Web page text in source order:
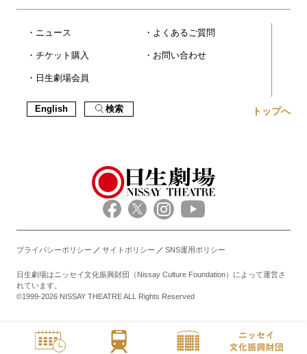
ニュース
チケット購入
日生劇場会員
よくあるご質問
お問い合わせ
English 検索 トップへ
日生劇場はニッセイ文化振興財団（Nissay Culture Foundation）によって運営さ
れています。
©1999-2026 NISSAY THEATRE ALL Rights Reserved
プライバシーポリシー サイトポリシー SNS運用ポリシー